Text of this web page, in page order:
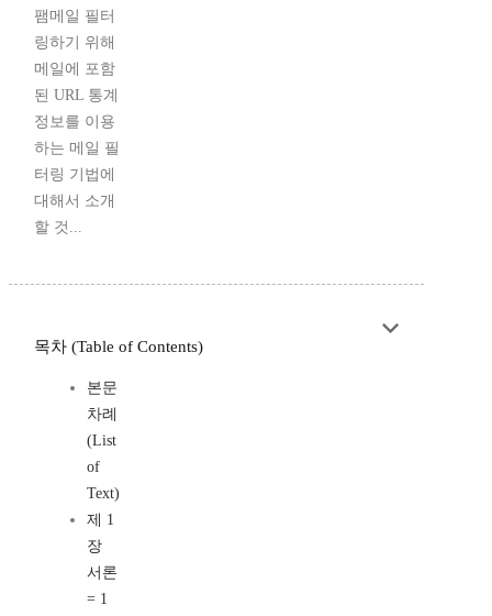
팸메일 필터
링하기 위해
메일에 포함
된 URL 통계
정보를 이용
하는 메일 필
터링 기법에
대해서 소개
할 것...
목차 (Table of Contents)
본문
차례
(List
of
Text)
제 1
장
서론
= 1